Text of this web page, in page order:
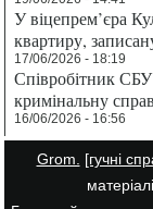
У віцепрем’єра
квартиру,
17/06/2026 - 18:19
Співробітник
кримінальну
16/06/2026 - 16:56
Grom. [гучні